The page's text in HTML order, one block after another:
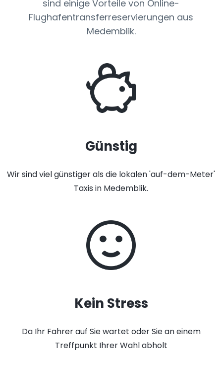
sind einige Vorteile von Online-
Flughafentransferreservierungen aus
Medemblik.
Günstig
Wir sind viel günstiger als die lokalen 'auf-dem-Meter'
Taxis in Medemblik.
Kein Stress
Da Ihr Fahrer auf Sie wartet oder Sie an einem
Treffpunkt Ihrer Wahl abholt